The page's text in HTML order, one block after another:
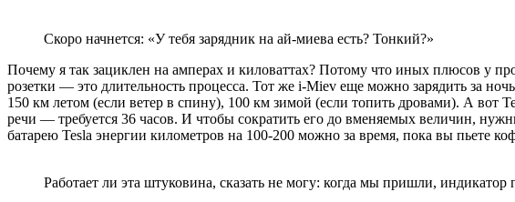
Скоро начнется: «У тебя зарядник на ай-миева есть? Тонкий?»
Почему я так зациклен на амперах и киловаттах? Потому что иных плюсов у
розетки — это длительность процесса. Тот же i-Miev еще можно зарядить за
150 км летом (если ветер в спину), 100 км зимой (если топить дровами). А вот
речи — требуется 36 часов. И чтобы сократить его до вменяемых величин,
батарею Tesla энергии километров на 100-200 можно за время, пока вы пьете
Работает ли эта штуковина, сказать не могу: когда мы пришли, индикатор